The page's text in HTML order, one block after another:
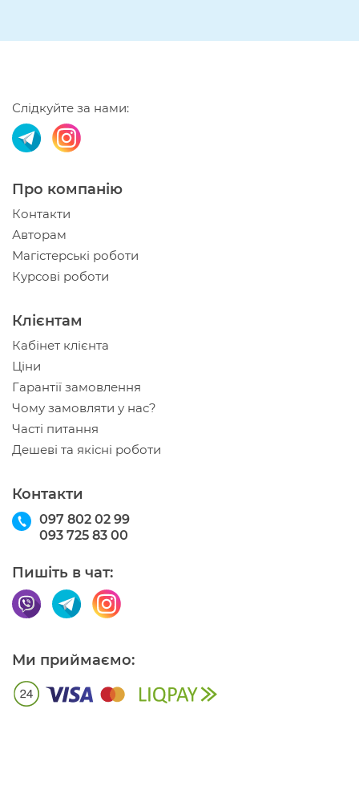
Слідкуйте за нами:
Про компанію
Контакти
Авторам
Магістерські роботи
Курсові роботи
Клієнтам
Кабінет клієнта
Ціни
Гарантії замовлення
Чому замовляти у нас?
Часті питання
Дешеві та якісні роботи
Контакти
097 802 02 99
093 725 83 00
Пишіть в чат:
Ми приймаємо: